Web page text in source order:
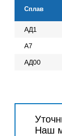
Сплав
АД1
А7
АД00
Наш